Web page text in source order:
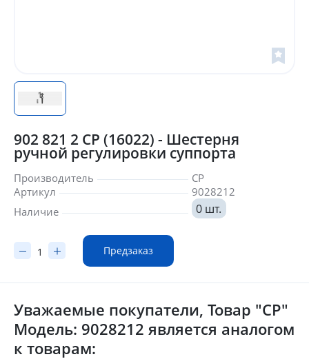
902 821 2 CP (16022) - Шестерня
ручной регулировки суппорта
Производитель
CP
Артикул
9028212
Наличие
0 шт.
Предзаказ
Уважаемые покупатели, Товар "CP"
Модель: 9028212 является аналогом
к товарам: